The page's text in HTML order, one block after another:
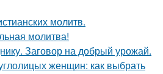
молитв.
молитва!
Заговор на добрый урожай.
женщин: как выбрать